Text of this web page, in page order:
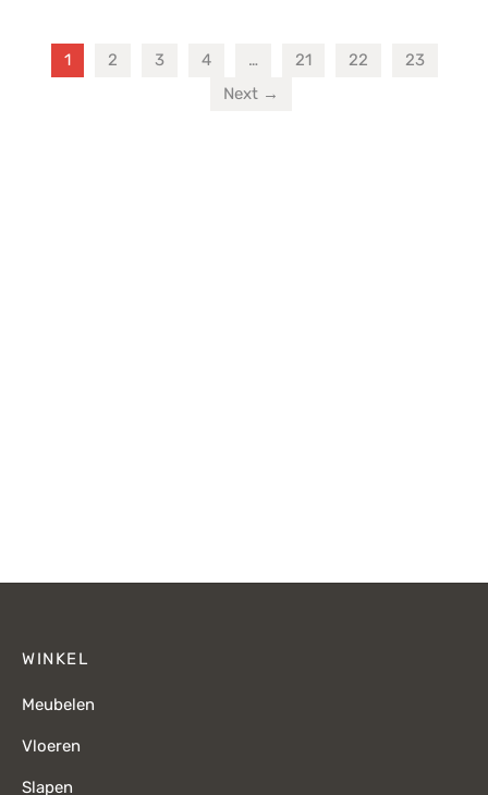
1 2 3 4 … 21 22
23
Next →
WINKEL
Meubelen
Vloeren
Slapen